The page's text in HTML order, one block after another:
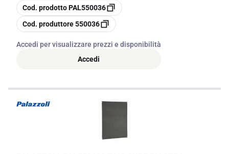
copia
Cod. prodottoPAL550036
copia
Cod. produttore550036
Accedi per visualizzare prezzi e disponibilità
Accedi